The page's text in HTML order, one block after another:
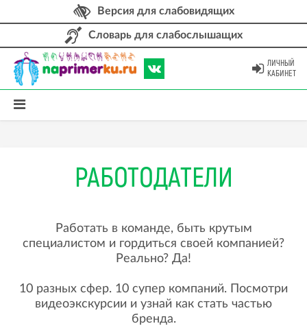
Версия для слабовидящих
Словарь для слабослышащих
ЛИЧНЫЙ
КАБИНЕТ
РАБОТОДАТЕЛИ
Работать в команде, быть крутым
специалистом и гордиться своей компанией?
Реально? Да!
10 разных сфер. 10 супер компаний. Посмотри
видеоэкскурсии и узнай как стать частью
бренда.